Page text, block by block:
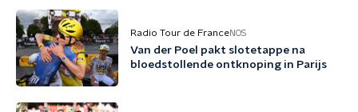
Radio Tour de FranceNOS
Van der Poel pakt slotetappe na
bloedstollende ontknoping in Parijs